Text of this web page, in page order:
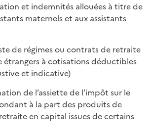
et indemnités allouées à titre de
maternels et aux assistants
de régimes ou contrats de retraite
étrangers à cotisations déductibles
et indicative)
de l’assiette de l’impôt sur le
à la part des produits de
en capital issues de certains